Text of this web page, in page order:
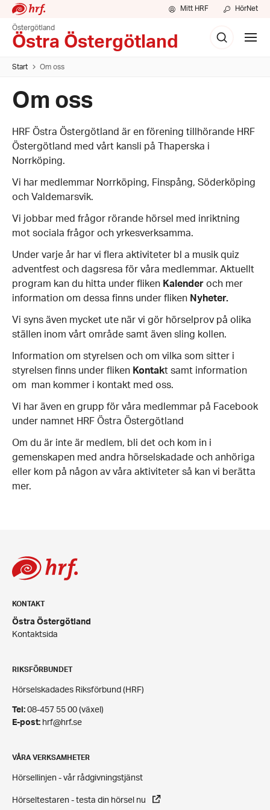
Mitt HRF HörNet
Östergötland
Östra Östergötland
Sök
Visa
meny
Start Om oss
Om oss
HRF Östra Östergötland är en förening tillhörande HRF
Östergötland med vårt kansli på Thaperska i
Norrköping.
Vi har medlemmar Norrköping, Finspång, Söderköping
och Valdemarsvik.
Vi jobbar med frågor rörande hörsel med inriktning
mot sociala frågor och yrkesverksamma.
Under varje år har vi flera aktiviteter bl a musik quiz
adventfest och dagsresa för våra medlemmar. Aktuellt
program kan du hitta under fliken Kalender och mer
information om dessa finns under fliken Nyheter.
Vi syns även mycket ute när vi gör hörselprov på olika
ställen inom vårt område samt även sling kollen.
Information om styrelsen och om vilka som sitter i
styrelsen finns under fliken Kontakt samt information
om man kommer i kontakt med oss.
Vi har även en grupp för våra medlemmar på Facebook
under namnet HRF Östra Östergötland
Om du är inte är medlem, bli det och kom in i
gemenskapen med andra hörselskadade och anhöriga
eller kom på någon av våra aktiviteter så kan vi berätta
mer.
KONTAKT
Östra Östergötland
Kontaktsida
RIKSFÖRBUNDET
Hörselskadades Riksförbund (HRF)
Tel: 08-457 55 00 (växel)
E-post: hrf@hrf.se
VÅRA VERKSAMHETER
Hörsellinjen - vår rådgivningstjänst
Hörseltestaren - testa din hörsel nu